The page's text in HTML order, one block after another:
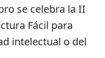
se celebra la II
Fácil para
intelectual o del